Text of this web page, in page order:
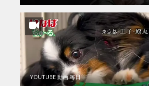
YOUTUBE 動画 毎日